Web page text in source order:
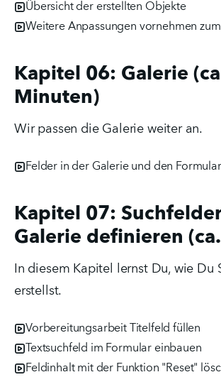
Übersicht der erstellten Objekte
Kapitel 06: Galerie
Minuten)
Wir passen die Galerie weiter an.
Felder in der Galerie und den
Kapitel 07:
Galerie definieren
In diesem Kapitel lernst Du, wie Du
erstellst.
Vorbereitungsarbeit Titelfeld füllen
Textsuchfeld im Formular einbauen
Feldinhalt mit der Funktion "Reset"